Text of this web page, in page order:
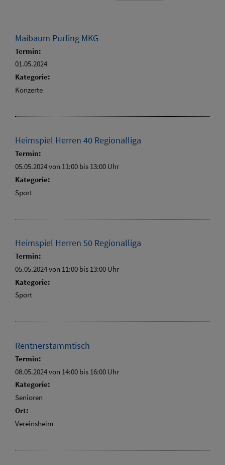
Maibaum Purfing MKG
Termin:
01.05.2024
Kategorie:
Konzerte
Heimspiel Herren 40 Regionalliga
Termin:
05.05.2024 von 11:00 bis 13:00 Uhr
Kategorie:
Sport
Heimspiel Herren 50 Regionalliga
Termin:
05.05.2024 von 11:00 bis 13:00 Uhr
Kategorie:
Sport
Rentnerstammtisch
Termin:
08.05.2024 von 14:00 bis 16:00 Uhr
Kategorie:
Senioren
Ort:
Vereinsheim